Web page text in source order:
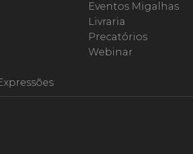
Eventos Migalhas
Livraria
Precatórios
Webinar